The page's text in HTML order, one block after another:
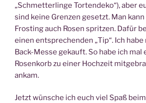
„Schmetterlinge Tortendeko“), aber
sind keine Grenzen gesetzt. Man
Frosting auch Rosen spritzen. Dafür
einen entsprechenden „Tip“. Ich
Back-Messe gekauft. So habe ich mal
Rosenkorb zu einer Hochzeit
ankam.
Jetzt wünsche ich euch viel Spaß